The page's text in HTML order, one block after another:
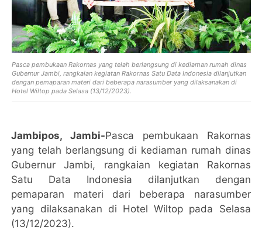
Pasca pembukaan Rakornas yang telah berlangsung di kediaman rumah dinas
Gubernur Jambi, rangkaian kegiatan Rakornas Satu Data Indonesia dilanjutkan
dengan pemaparan materi dari beberapa narasumber yang dilaksanakan di
Hotel Wiltop pada Selasa (13/12/2023).
Jambipos, Jambi-Pasca pembukaan Rakornas
yang telah berlangsung di kediaman rumah dinas
Gubernur Jambi, rangkaian kegiatan Rakornas
Satu Data Indonesia dilanjutkan dengan
pemaparan materi dari beberapa narasumber
yang dilaksanakan di Hotel Wiltop pada Selasa
(13/12/2023).